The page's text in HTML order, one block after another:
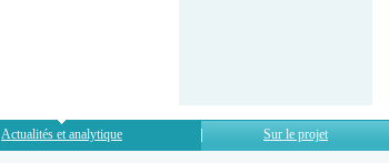
Actualités et analytique Sur le projet